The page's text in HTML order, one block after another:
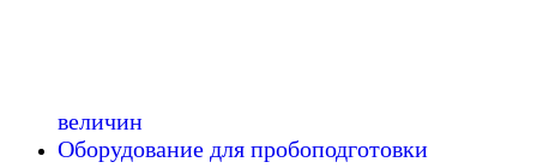
величин
Оборудование для пробоподготовки